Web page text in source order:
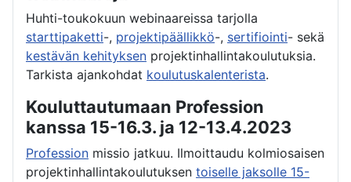
Huhti-toukokuun webinaareissa tarjolla
starttipaketti-, projektipäällikkö-, sertifiointi- sekä
kestävän kehityksen projektinhallintakoulutuksia.
Tarkista ajankohdat koulutuskalenterista.
Kouluttautumaan Profession
kanssa 15-16.3. ja 12-13.4.2023
Profession missio jatkuu. Ilmoittaudu kolmiosaisen
projektinhallintakoulutuksen toiselle jaksolle 15-